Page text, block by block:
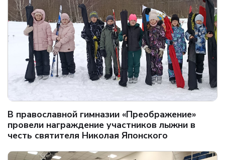
В православной гимназии «Преображение»
провели награждение участников лыжни в
честь святителя Николая Японского